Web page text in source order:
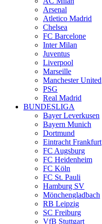
Arsenal
Atletico Madrid
Chelsea
FC Barcelone
Inter Milan
Juventus
Liverpool
Marseille
Manchester United
PSG
Real Madrid
BUNDESLIGA
Bayer Leverkusen
Bayern Munich
Dortmund
Eintracht Frankfurt
FC Augsburg
FC Heidenheim
FC Köln
FC St. Pauli
Hamburg SV
Mönchengladbach
RB Leipzig
SC Freiburg
VfB Stuttgart